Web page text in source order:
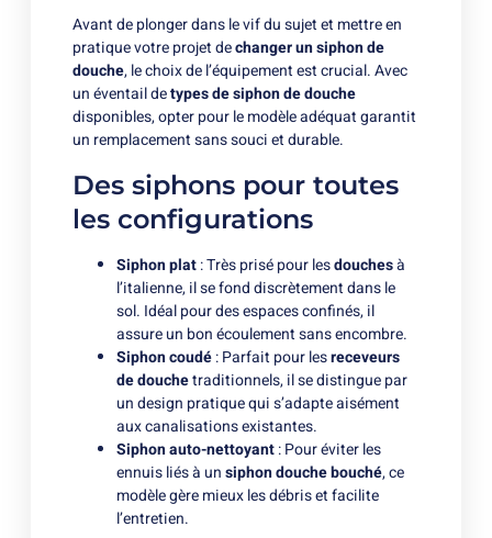
Avant de plonger dans le vif du sujet et mettre en
pratique votre projet dechanger un siphon de
douche, le choix de l’équipement est crucial. Avec
un éventail detypes de siphon de douche
disponibles, opter pour le modèle adéquat garantit
un remplacement sans souci et durable.
Des siphons pour toutes
les configurations
Siphon plat: Très prisé pour lesdouchesà
l’italienne, il se fond discrètement dans le
sol. Idéal pour des espaces confinés, il
assure un bon écoulement sans encombre.
Siphon coudé: Parfait pour lesreceveurs
de douchetraditionnels, il se distingue par
un design pratique qui s’adapte aisément
aux canalisations existantes.
Siphon auto-nettoyant: Pour éviter les
ennuis liés à unsiphon douche bouché, ce
modèle gère mieux les débris et facilite
l’entretien.